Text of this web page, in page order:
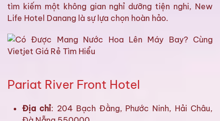
tìm kiếm một không gian nghỉ dưỡng tiện nghi, New
Life Hotel Danang là sự lựa chọn hoàn hảo.
Pariat River Front Hotel
Địa chỉ: 204 Bạch Đằng, Phước Ninh, Hải Châu,